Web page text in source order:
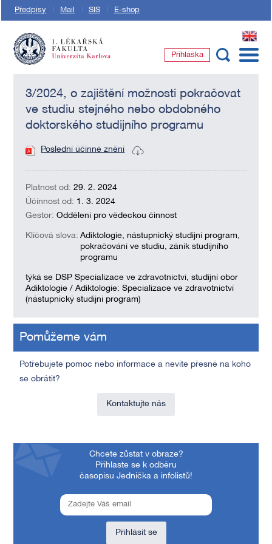
Předpisy Mail SIS E-shop
EN
Přihláška
3/2024, o zajištění možnosti pokračovat
ve studiu stejného nebo obdobného
doktorského studijního programu
Poslední účinné znění
Platnost od:29. 2. 2024
Účinnost od: 1. 3. 2024
Gestor:Oddělení pro vědeckou činnost
Klíčová slova: Adiktologie, nástupnický studijní program,
pokračování ve studiu, zánik studijního
programu
týká se DSP Specializace ve zdravotnictví, studijní obor
Adiktologie / Adiktologie: Specializace ve zdravotnictví
(nástupnický studijní program)
Pomůžeme vám
Potřebujete pomoc nebo informace a nevíte přesně na koho
se obrátit?
Kontaktujte nás
Chcete zůstat v obraze?
Přihlaste se k odběru
časopisu Jednička a infolistů!
Přihlásit se